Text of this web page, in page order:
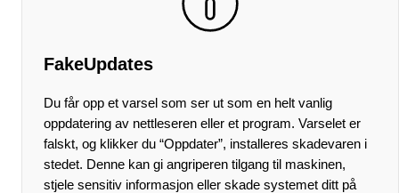
FakeUpdates
Du får opp et varsel som ser ut som en helt vanlig
oppdatering av nettleseren eller et program. Varselet er
falskt, og klikker du “Oppdater”, installeres skadevaren i
stedet. Denne kan gi angriperen tilgang til maskinen,
stjele sensitiv informasjon eller skade systemet ditt på